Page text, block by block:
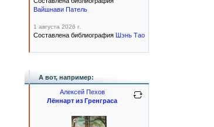
Вайшнави Патель
1 августа 2026 г.
Составлена библиография Шэнь Тао
А вот, например:
Алексей Пехов
Лённарт из Гренграса